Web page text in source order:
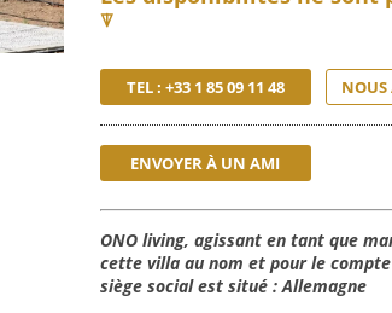
⍒
TEL : +33 1 85 09 11 48 NOUS
ENVOYER À UN AMI
ONO living, agissant en tant que
cette villa au nom et pour le
siège social est situé : Allemagne